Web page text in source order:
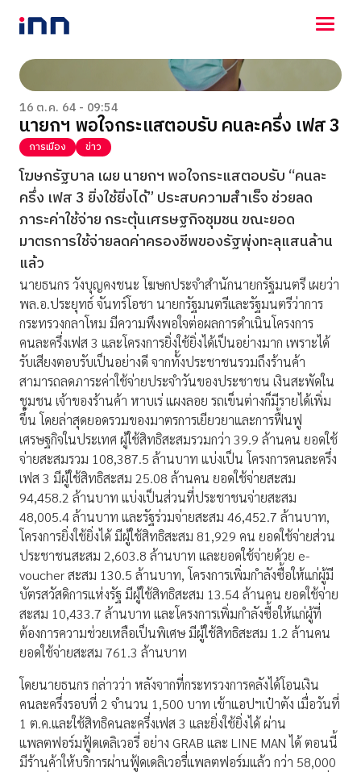
NEWS
ENTERTAINMENT
LIFESTYLE
HOROSCOPE
LOTTERY
VIDEO
ร่วมด้วยช่วยกัน
16 ต.ค. 64 - 09:54
นายกฯ พอใจกระแสตอบรับ คนละครึ่ง เฟส 3
การเมือง ข่าว
โฆษกรัฐบาล เผย นายกฯ พอใจกระแสตอบรับ “คนละ
ครึ่ง เฟส 3 ยิ่งใช้ยิ่งได้” ประสบความสำเร็จ ช่วยลด
ภาระค่าใช้จ่าย กระตุ้นเศรษฐกิจชุมชน ขณะยอด
มาตรการใช้จ่ายลดค่าครองชีพของรัฐพุ่งทะลุแสนล้าน
แล้ว
นายธนกร วังบุญคงชนะ โฆษกประจำสำนักนายกรัฐมนตรี เผยว่า
พล.อ.ประยุทธ์ จันทร์โอชา นายกรัฐมนตรีและรัฐมนตรีว่าการ
กระทรวงกลาโหม มีความพึงพอใจต่อผลการดำเนินโครงการ
คนละครึ่งเฟส 3 และโครงการยิ่งใช้ยิ่งได้เป็นอย่างมาก เพราะได้
รับเสียงตอบรับเป็นอย่างดี จากทั้งประชาชนรวมถึงร้านค้า
สามารถลดภาระค่าใช้จ่ายประจำวันของประชาชน เงินสะพัดใน
ชุมชน เจ้าของร้านค้า หาบเร่ แผงลอย รถเข็นต่างก็มีรายได้เพิ่ม
ขึ้น โดยล่าสุดยอดรวมของมาตรการเยียวยาและการฟื้นฟู
เศรษฐกิจในประเทศ ผู้ใช้สิทธิสะสมรวมกว่า 39.9 ล้านคน ยอดใช้
จ่ายสะสมรวม 108,387.5 ล้านบาท แบ่งเป็น โครงการคนละครึ่ง
เฟส 3 มีผู้ใช้สิทธิสะสม 25.08 ล้านคน ยอดใช้จ่ายสะสม
94,458.2 ล้านบาท แบ่งเป็นส่วนที่ประชาชนจ่ายสะสม
48,005.4 ล้านบาท และรัฐร่วมจ่ายสะสม 46,452.7 ล้านบาท,
โครงการยิ่งใช้ยิ่งได้ มีผู้ใช้สิทธิสะสม 81,929 คน ยอดใช้จ่ายส่วน
ประชาชนสะสม 2,603.8 ล้านบาท และยอดใช้จ่ายด้วย e-
voucher สะสม 130.5 ล้านบาท, โครงการเพิ่มกำลังซื้อให้แก่ผู้มี
บัตรสวัสดิการแห่งรัฐ มีผู้ใช้สิทธิสะสม 13.54 ล้านคน ยอดใช้จ่าย
สะสม 10,433.7 ล้านบาท และโครงการเพิ่มกำลังซื้อให้แก่ผู้ที่
ต้องการความช่วยเหลือเป็นพิเศษ มีผู้ใช้สิทธิสะสม 1.2 ล้านคน
ยอดใช้จ่ายสะสม 761.3 ล้านบาท
โดยนายธนกร กล่าวว่า หลังจากที่กระทรวงการคลังได้โอนเงิน
คนละครึ่งรอบที่ 2 จำนวน 1,500 บาท เข้าแอปฯเป๋าตัง เมื่อวันที่
1 ต.ค.และใช้สิทธิคนละครึ่งเฟส 3 และยิ่งใช้ยิ่งได้ ผ่าน
แพลตฟอร์มฟู้ดเดลิเวอรี่ อย่าง GRAB และ LINE MAN ได้ ตอนนี้
มีร้านค้าให้บริการผ่านฟู้ดเดลิเวอรี่แพลตฟอร์มแล้ว กว่า 58,000